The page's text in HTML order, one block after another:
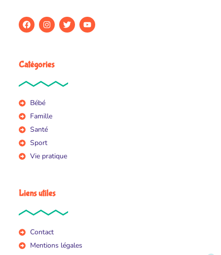
Catégories
Bébé
Famille
Santé
Sport
Vie pratique
Liens utiles
Contact
Mentions légales